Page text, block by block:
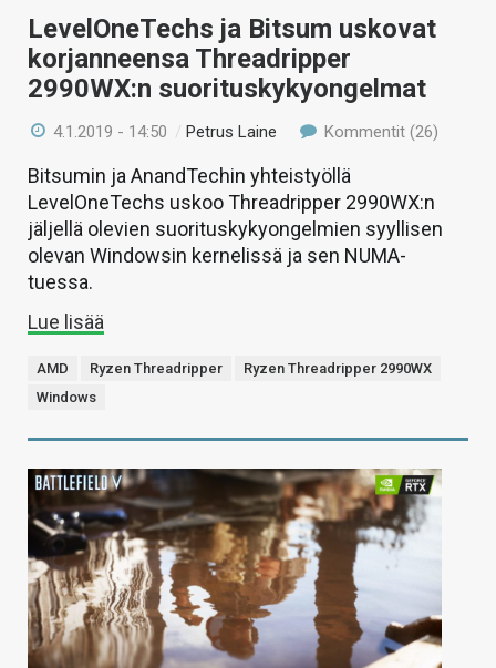
LevelOneTechs ja Bitsum uskovat
korjanneensa Threadripper
2990WX:n suorituskykyongelmat
4.1.2019 - 14:50 /Petrus Laine Kommentit (26)
Bitsumin ja AnandTechin yhteistyöllä
LevelOneTechs uskoo Threadripper 2990WX:n
jäljellä olevien suorituskykyongelmien syyllisen
olevan Windowsin kernelissä ja sen NUMA-
tuessa.
Lue lisää
AMD Ryzen Threadripper
Ryzen Threadripper 2990WX
Windows